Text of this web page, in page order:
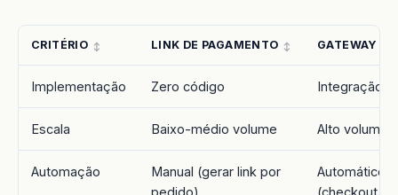
CRITÉRIO LINK DE PAGAMENTO GATEWAY
Implementação Zero código Integração
Escala Baixo-médio volume Alto volume
Automação
Manual (gerar link por
pedido)
Automático
(checkout